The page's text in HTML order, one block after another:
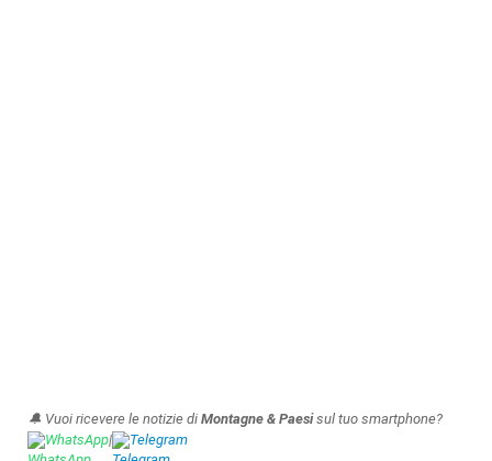
🔔 Vuoi ricevere le notizie di Montagne & Paesisul tuo smartphone?
WhatsApp| Telegram